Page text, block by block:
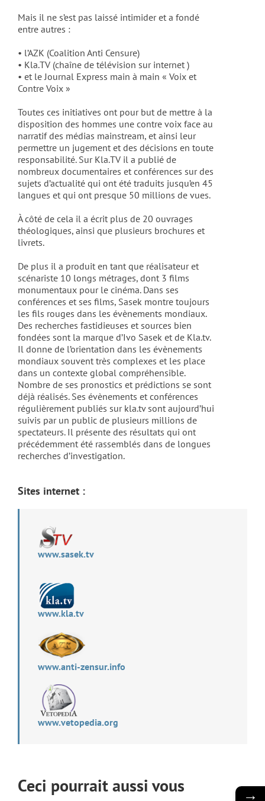
Mais il ne s’est pas laissé intimider et a fondé
entre autres :
• l’AZK (Coalition Anti Censure)
• Kla.TV (chaîne de télévision sur internet )
• et le Journal Express main à main « Voix et
Contre Voix »
Toutes ces initiatives ont pour but de mettre à la
disposition des hommes une contre voix face au
narratif des médias mainstream, et ainsi leur
permettre un jugement et des décisions en toute
responsabilité. Sur Kla.TV il a publié de
nombreux documentaires et conférences sur des
sujets d’actualité qui ont été traduits jusqu’en 45
langues et qui ont presque 50 millions de vues.
À côté de cela il a écrit plus de 20 ouvrages
théologiques, ainsi que plusieurs brochures et
livrets.
De plus il a produit en tant que réalisateur et
scénariste 10 longs métrages, dont 3 films
monumentaux pour le cinéma. Dans ses
conférences et ses films, Sasek montre toujours
les fils rouges dans les évènements mondiaux.
Des recherches fastidieuses et sources bien
fondées sont la marque d’Ivo Sasek et de Kla.tv.
Il donne de l’orientation dans les évènements
mondiaux souvent très complexes et les place
dans un contexte global compréhensible.
Nombre de ses pronostics et prédictions se sont
déjà réalisés. Ses évènements et conférences
régulièrement publiés sur kla.tv sont aujourd’hui
suivis par un public de plusieurs millions de
spectateurs. Il présente des résultats qui ont
précédemment été rassemblés dans de longues
recherches d’investigation.
Sites internet :
www.sasek.tv
www.kla.tv
www.anti-zensur.info
www.vetopedia.org
Ceci pourrait aussi vous
→